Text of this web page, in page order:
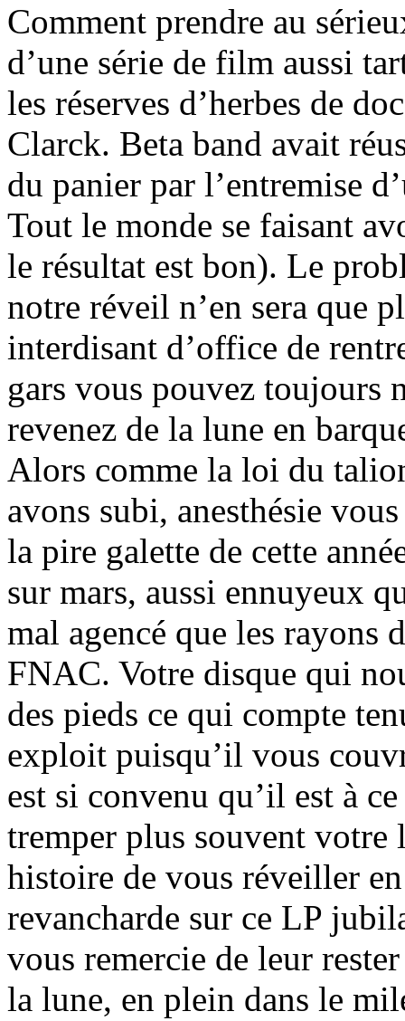
Comment prendre au
d’une série de film aussi
les réserves d’herbes de
Clarck. Beta band avait
du panier par l’entremise
Tout le monde se faisant
le résultat est bon). Le
notre réveil n’en sera que
interdisant d’office de
gars vous pouvez toujours
revenez de la lune en
Alors comme la loi du
avons subi, anesthésie
la pire galette de cette
sur mars, aussi ennuyeux
mal agencé que les rayons
FNAC. Votre disque qui
des pieds ce qui compte
exploit puisqu’il vous
est si convenu qu’il est à
tremper plus souvent votre
histoire de vous réveiller
revancharde sur ce LP
vous remercie de leur
la lune, en plein dans le